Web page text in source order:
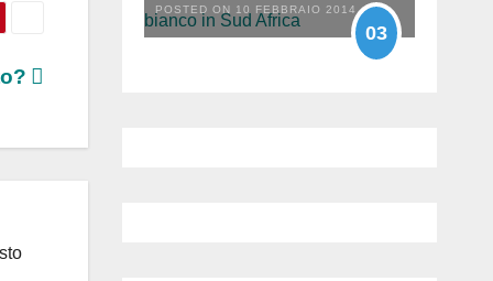
POSTED ON 10 FEBBRAIO 2014
03